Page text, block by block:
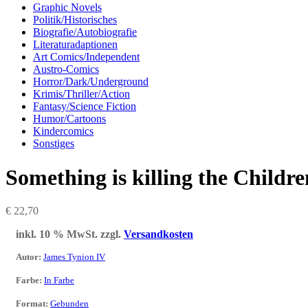
Graphic Novels
Politik/Historisches
Biografie/Autobiografie
Literaturadaptionen
Art Comics/Independent
Austro-Comics
Horror/Dark/Underground
Krimis/Thriller/Action
Fantasy/Science Fiction
Humor/Cartoons
Kindercomics
Sonstiges
Something is killing the
€ 22,70
inkl. 10 % MwSt. zzgl. Versandkosten
Autor: James Tynion IV
Farbe: In Farbe
Format: Gebunden